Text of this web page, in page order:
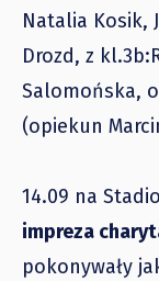
Natalia Kosik,
Drozd, z
Salomońska,
(opiekun
14.09 na
impreza
pokonywały